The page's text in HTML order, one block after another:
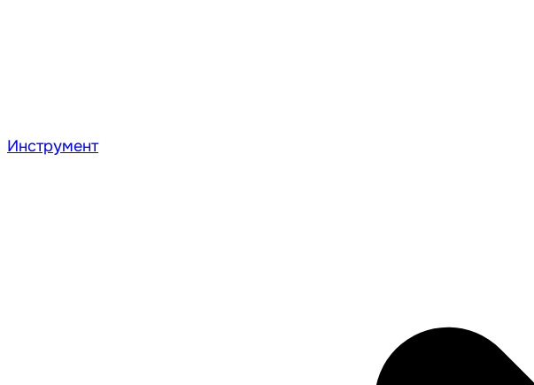
Инструмент